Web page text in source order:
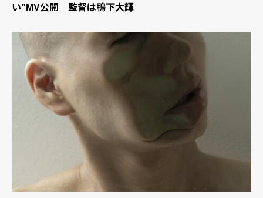
い”MV公開 監督は鴨下大輝